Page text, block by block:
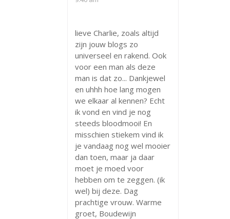
lieve Charlie, zoals altijd
zijn jouw blogs zo
universeel en rakend. Ook
voor een man als deze
man is dat zo... Dankjewel
en uhhh hoe lang mogen
we elkaar al kennen? Echt
ik vond en vind je nog
steeds bloodmooi! En
misschien stiekem vind ik
je vandaag nog wel mooier
dan toen, maar ja daar
moet je moed voor
hebben om te zeggen. (ik
wel) bij deze. Dag
prachtige vrouw. Warme
groet, Boudewijn